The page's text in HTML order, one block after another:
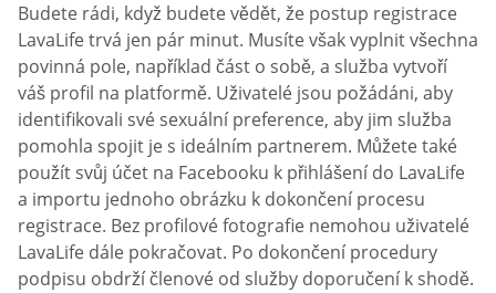
Budete rádi, když budete vědět, že postup registrace
LavaLife trvá jen pár minut. Musíte však vyplnit všechna
povinná pole, například část o sobě, a služba vytvoří
váš profil na platformě. Uživatelé jsou požádáni, aby
identifikovali své sexuální preference, aby jim služba
pomohla spojit je s ideálním partnerem. Můžete také
použít svůj účet na Facebooku k přihlášení do LavaLife
a importu jednoho obrázku k dokončení procesu
registrace. Bez profilové fotografie nemohou uživatelé
LavaLife dále pokračovat. Po dokončení procedury
podpisu obdrží členové od služby doporučení k shodě.